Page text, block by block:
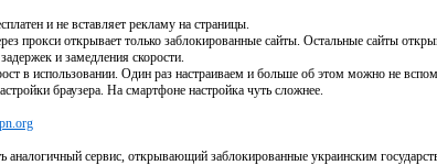
и не вставляет рекламу на страницы.
прокси открывает только заблокированные сайты. Остальные сайты
и замедления скорости.
в использовании. Один раз настраиваем и больше об этом можно не
браузера. На смартфоне настройка чуть сложнее.
аналогичный сервис, открывающий заблокированные украинским